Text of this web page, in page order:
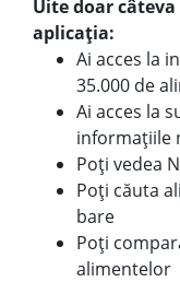
Uite doar
aplicația:
Ai acces la
35.000 de
Ai acces la
informațiile
Poți vedea
Poți căuta
bare
Poți
alimentelor